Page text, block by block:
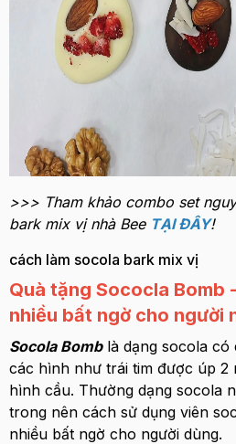
>>> Tham khảo combo set
bark mix vị nhà Bee TẠI ĐÂY!
cách làm socola bark mix vị
Quà tặng Sococla Bomb
nhiều bất ngờ cho người
Socola Bomblà dạng socola có
các hình như trái tim được úp 2
hình cầu. Thường dạng socola
trong nên cách sử dụng viên
nhiều bất ngờ cho người dùng.